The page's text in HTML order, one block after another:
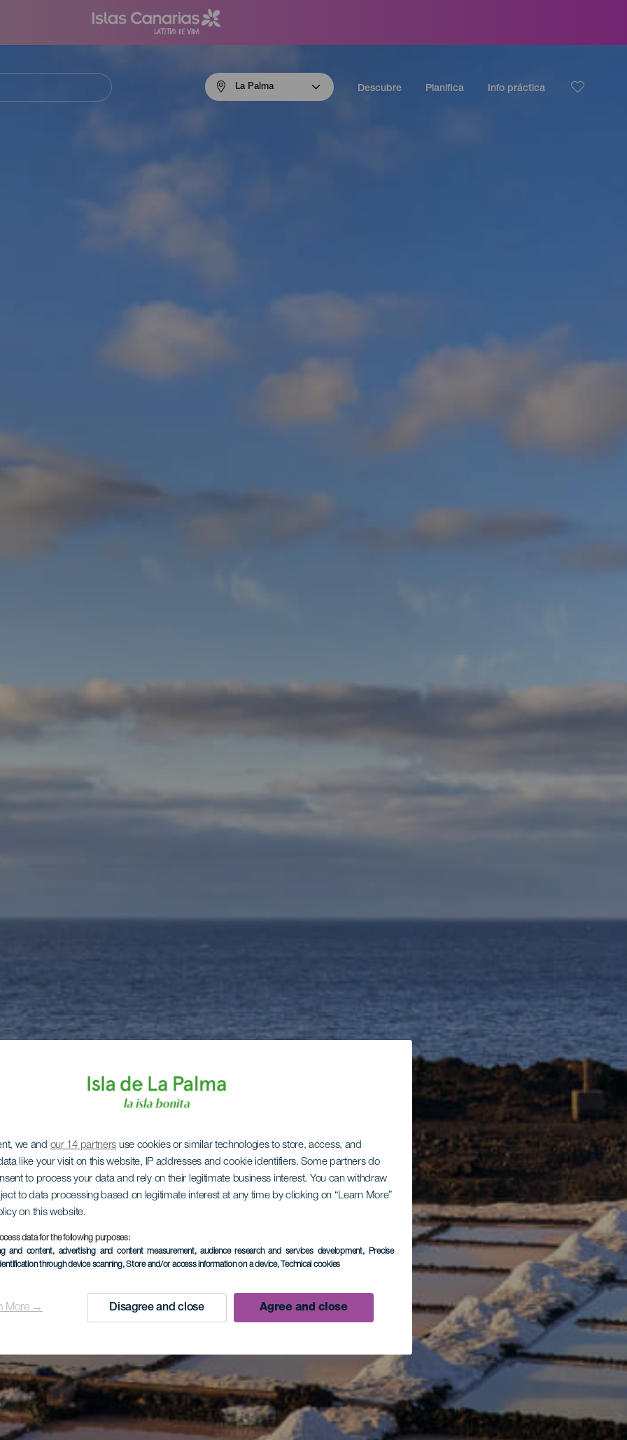
we and our 14 partners use cookies or similar technologies to store, access, and
like your visit on this website, IP addresses and cookie identifiers. Some partners do
to process your data and rely on their legitimate business interest. You can withdraw
to data processing based on legitimate interest at any time by clicking on “Learn More”
on this website.
data for the following purposes:
and content, advertising and content measurement, audience research and services development, Precise
through device scanning, Store and/or access information on a device, Technical cookies
More → Disagree and close Agree and close
La Palma Descubre Planifica Info práctica